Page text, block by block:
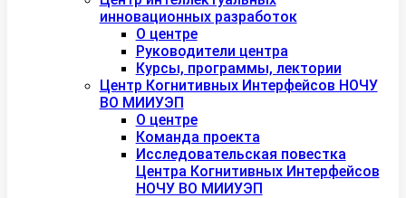
инновационных разработок
О центре
Руководители центра
Курсы, программы, лектории
Центр Когнитивных Интерфейсов НОЧУ
ВО МИИУЭП
О центре
Команда проекта
Исследовательская повестка
Центра Когнитивных Интерфейсов
НОЧУ ВО МИИУЭП